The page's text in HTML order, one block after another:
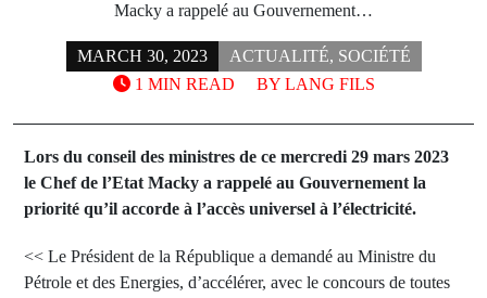
Macky a rappelé au Gouvernement…
MARCH 30, 2023 ACTUALITÉ, SOCIÉTÉ
BY LANG FILS
1 MIN READ
Lors du conseil des ministres de ce mercredi 29 mars 2023
le Chef de l’Etat Macky a rappelé au Gouvernement la
priorité qu’il accorde à l’accès universel à l’électricité.
<< Le Président de la République a demandé au Ministre du
Pétrole et des Energies, d’accélérer, avec le concours de toutes